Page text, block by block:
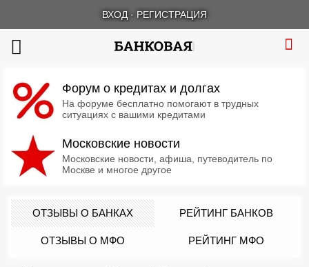
ВХОД · РЕГИСТРАЦИЯ
Форум о кредитах и долгах
На форуме бесплатно помогают в трудных
ситуациях с вашими кредитами
Московские новости
Московские новости, афиша, путеводитель по
Москве и многое другое
ОТЗЫВЫ О БАНКАХ РЕЙТИНГ БАНКОВ
ОТЗЫВЫ О МФО РЕЙТИНГ МФО